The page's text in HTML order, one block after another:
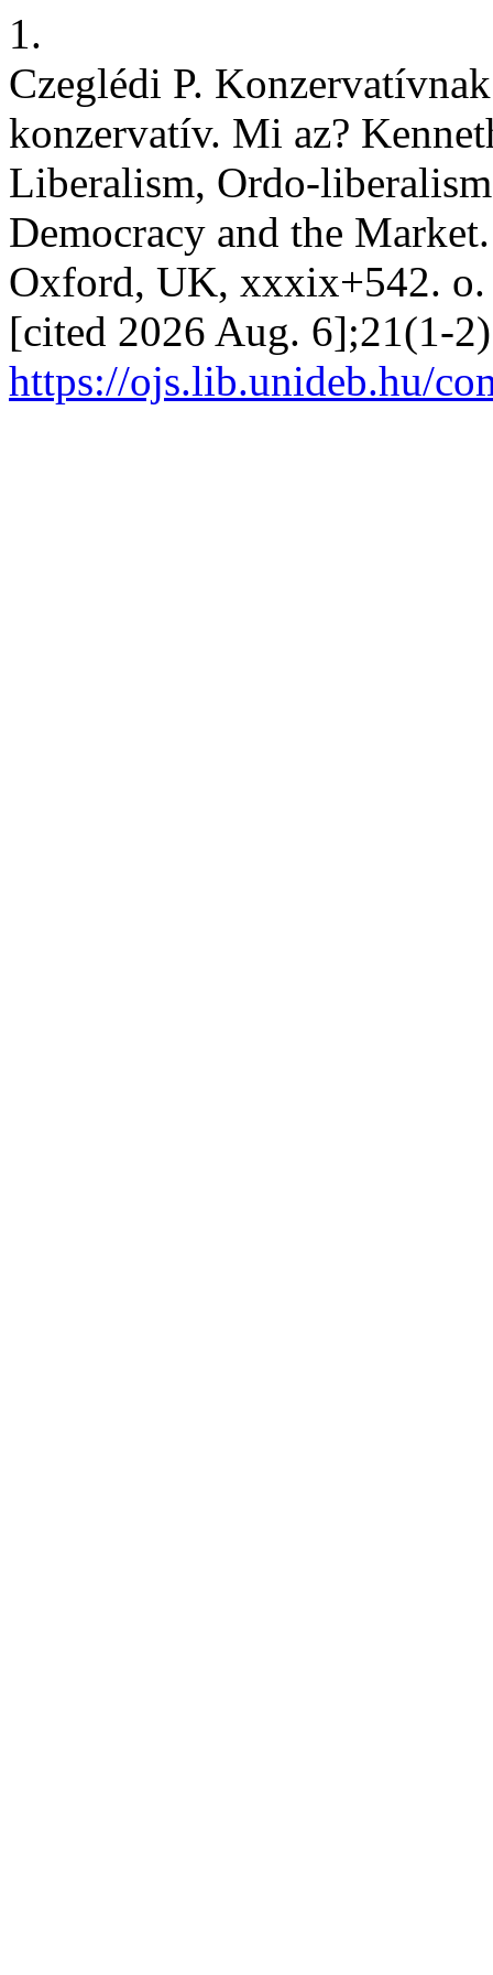
1.
Czeglédi P.
konzervatív. Mi az?
Liberalism, Ordo-
Democracy and the
Oxford, UK, xxxix+542.
[cited 2026 Aug. 6];21(1-
https://ojs.lib.unideb.hu/